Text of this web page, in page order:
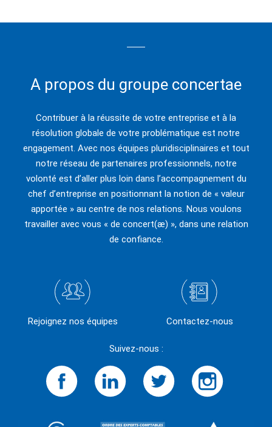
A propos du groupe concertae
Contribuer à la réussite de votre entreprise et à la
résolution globale de votre problématique est notre
engagement. Avec nos équipes pluridisciplinaires et tout
notre réseau de partenaires professionnels, notre
volonté est d’aller plus loin dans l’accompagnement du
chef d’entreprise en positionnant la notion de « valeur
apportée » au centre de nos relations. Nous voulons
travailler avec vous « de concert(æ) », dans une relation
de confiance.
Suivez-nous :
Rejoignez nos équipes Contactez-nous